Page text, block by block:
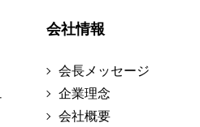
会社情報
会長メッセージ
企業理念
会社概要